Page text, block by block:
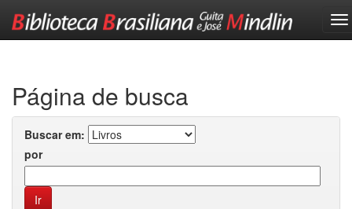
Página de busca
Buscar em:
por